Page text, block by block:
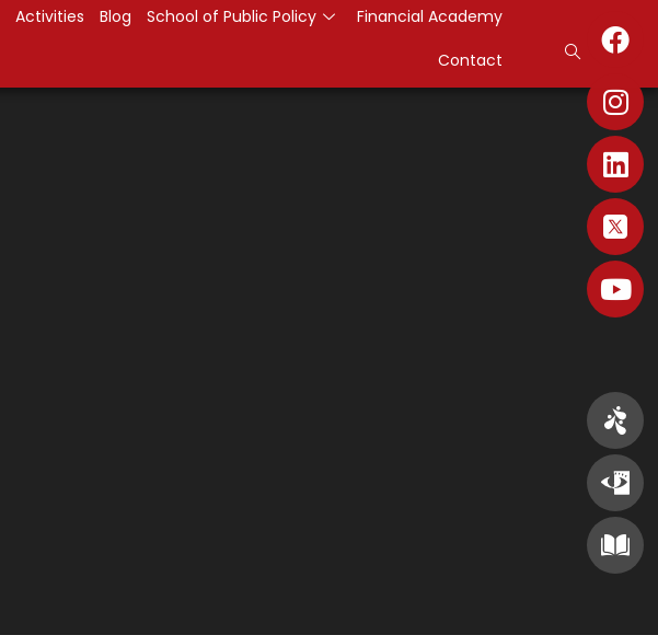
Activities Blog School of Public Policy
Financial Academy
Contact